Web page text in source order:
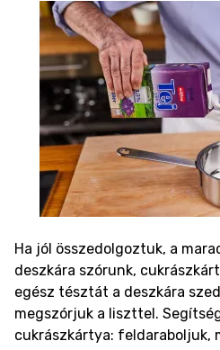
Ha jól összedolgoztuk, a
deszkára szórunk,
egész tésztát a deszkára
megszórjuk a liszttel.
cukrászkártya: feldaraboljuk,